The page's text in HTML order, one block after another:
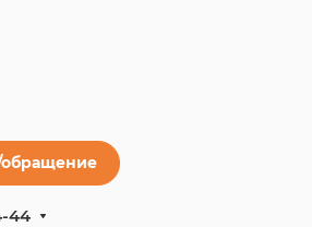
обращение
44